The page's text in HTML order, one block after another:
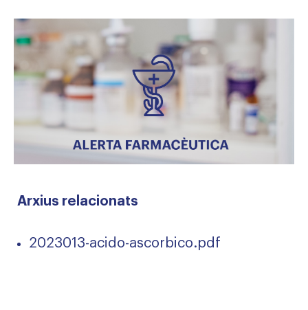
Arxius relacionats
2023013-acido-ascorbico.pdf